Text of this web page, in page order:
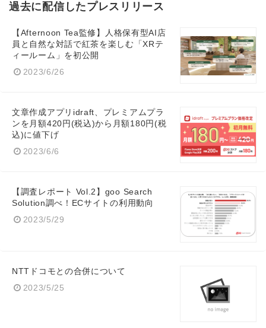
過去に配信したプレスリリース
【Afternoon Tea監修】人格保有型AI店
員と自然な対話で紅茶を楽しむ「XRテ
ィールーム」を初公開
2023/6/26
文章作成アプリidraft、プレミアムプラ
ンを月額420円(税込)から月額180円(税
込)に値下げ
2023/6/6
【調査レポート Vol.2】goo Search
Solution調べ！ECサイトの利用動向
2023/5/29
NTTドコモとの合併について
2023/5/25